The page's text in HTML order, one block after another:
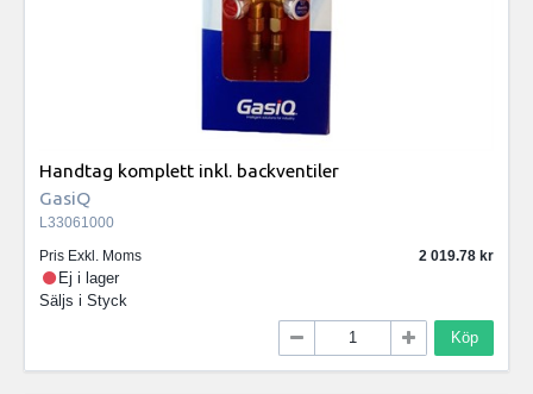
Handtag komplett inkl. backventiler
GasiQ
L33061000
Pris Exkl. Moms
2 019.78
Ej i lager
Säljs i Styck
Köp